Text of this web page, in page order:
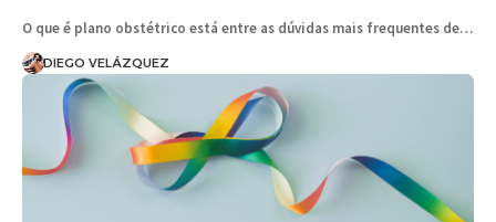
O que é plano obstétrico está entre as dúvidas mais frequentes de…
DIEGO VELÁZQUEZ